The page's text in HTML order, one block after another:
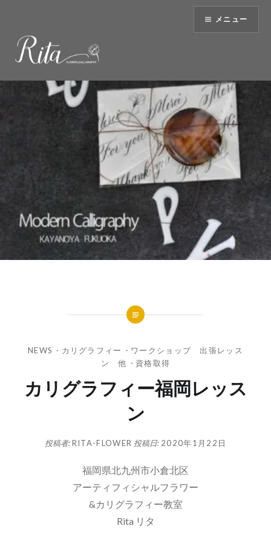
へ
メニュー
NEWS ・ カリグラフィー ・ ワークショップ 出張レッス
ン 他 ・ 資格取得
カリグラフィー福岡レッス
ン
投稿者:RITA-FLOWER 投稿日: 2020年1月22日
福岡県北九州市小倉北区
アーティフィシャルフラワー
&カリグラフィー教室
Rita リタ